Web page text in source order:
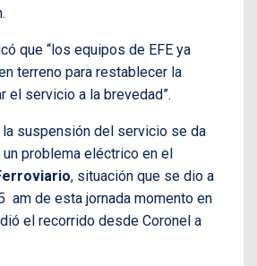
que “los equipos de EFE ya
terreno para restablecer la
el servicio a la brevedad”.
suspensión del servicio se da
problema eléctrico en el
, situación que se dio a
am de esta jornada momento en
el recorrido desde Coronel a